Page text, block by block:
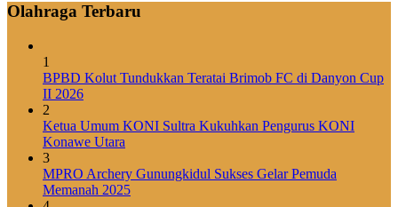
Olahraga Terbaru
1
BPBD Kolut Tundukkan Teratai Brimob FC di Danyon Cup
II 2026
2
Ketua Umum KONI Sultra Kukuhkan Pengurus KONI
Konawe Utara
3
MPRO Archery Gunungkidul Sukses Gelar Pemuda
Memanah 2025